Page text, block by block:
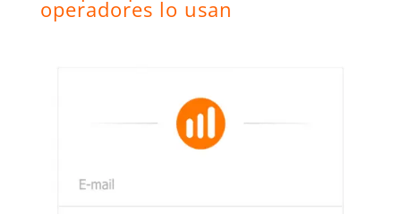
operadores lo usan